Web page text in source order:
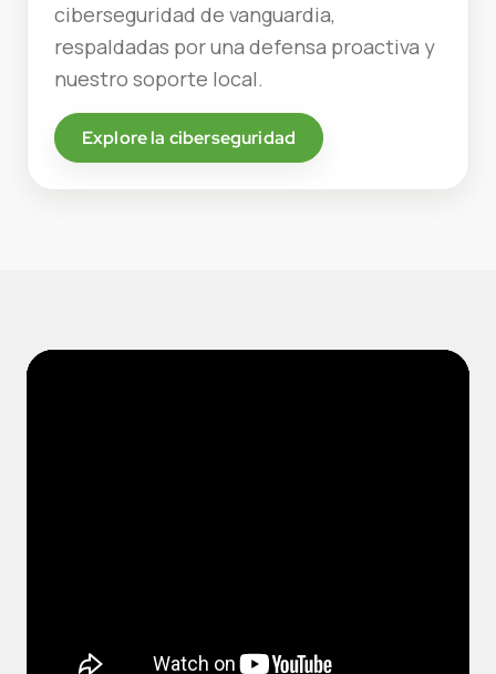
ciberseguridad de vanguardia,
respaldadas por una defensa proactiva y
nuestro soporte local.
Explore la ciberseguridad